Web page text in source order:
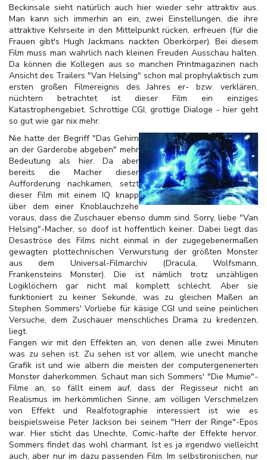
Beckinsale sieht natürlich auch hier wieder sehr attraktiv aus.
Man kann sich immerhin an ein, zwei Einstellungen, die ihre
attraktive Kehrseite in den Mittelpunkt rücken, erfreuen (für die
Frauen gibt's Hugh Jackmans nackten Oberkörper). Bei diesem
Film muss man wahrlich nach kleinen Freuden Ausschau halten.
Da können die Kollegen aus so manchen Printmagazinen nach
Ansicht des Trailers "Van Helsing" schon mal prophylaktisch zum
ersten großen Filmereignis des Jahres er- bzw. verklären,
nüchtern betrachtet ist dieser Film ein einziges
Katastrophengebiet. Schrottige CGI, grottige Dialoge - hier geht
so gut wie gar nix mehr.
Nie hatte der Begriff "Das Gehirn
an der Garderobe abgeben" mehr
Bedeutung als hier. Da aber
bereits die Macher dieser
Aufforderung nachkamen, setzt
dieser Film mit einem IQ knapp
über dem einer Knoblauchzehe
voraus, dass die Zuschauer ebenso dumm sind. Sorry, liebe "Van
Helsing"-Macher, so doof ist hoffentlich keiner. Dabei liegt das
Desaströse des Films nicht einmal in der zugegebenermaßen
gewagten plottechnischen Verwurstung der größten Monster
aus dem Universal-Filmarchiv (Dracula, Wolfsmann,
Frankensteins Monster). Die ist nämlich trotz unzähligen
Logiklöchern gar nicht mal komplett schlecht. Aber sie
funktioniert zu keiner Sekunde, was zu gleichen Maßen an
Stephen Sommers' Vorliebe für käsige CGI und seine peinlichen
Versuche, dem Zuschauer menschliches Drama zu kredenzen,
liegt.
Fangen wir mit den Effekten an, von denen alle zwei Minuten
was zu sehen ist. Zu sehen ist vor allem, wie unecht manche
Grafik ist und wie albern die meisten der computergenerierten
Monster daherkommen. Schaut man sich Sommers' "Die Mumie"-
Filme an, so fällt einem auf, dass der Regisseur nicht an
Realismus im herkömmlichen Sinne, am völligen Verschmelzen
von Effekt und Realfotographie interessiert ist wie es
beispielsweise Peter Jackson bei seinem "Herr der Ringe"-Epos
war. Hier sticht das Unechte, Comic-hafte der Effekte hervor.
Sommers findet das wohl charmant. Ist es ja irgendwo vielleicht
auch, aber nur im dazu passenden Film. Im selbstironischen, nur